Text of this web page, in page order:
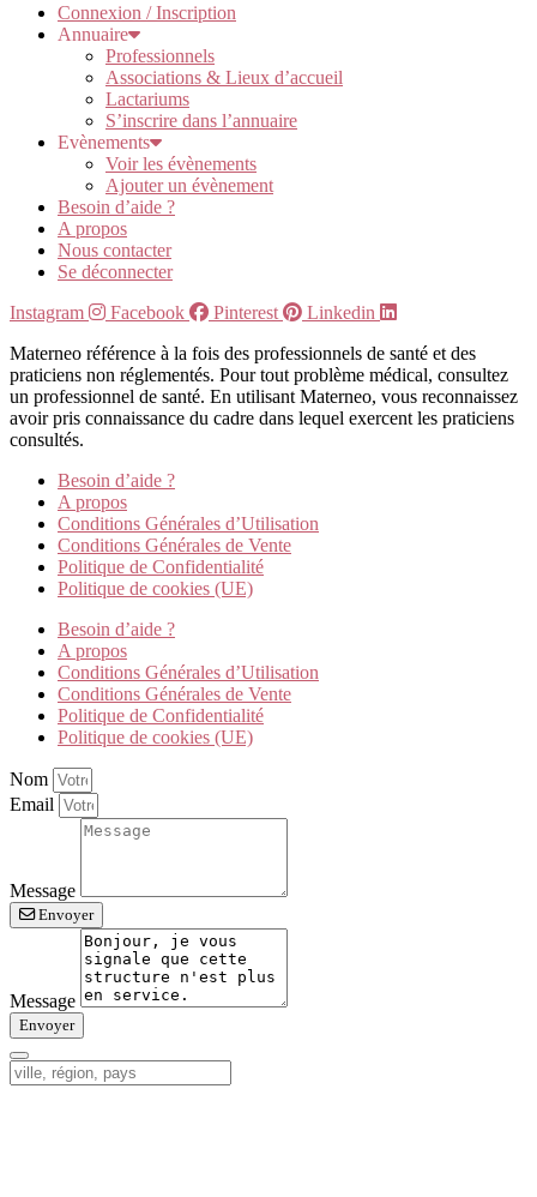
Connexion / Inscription
Annuaire
Professionnels
Associations & Lieux d’accueil
Lactariums
S’inscrire dans l’annuaire
Evènements
Voir les évènements
Ajouter un évènement
Besoin d’aide ?
A propos
Nous contacter
Se déconnecter
Instagram
Facebook Pinterest
Linkedin
Materneo référence à la fois des professionnels de santé et des
praticiens non réglementés. Pour tout problème médical, consultez
un professionnel de santé. En utilisant Materneo, vous reconnaissez
avoir pris connaissance du cadre dans lequel exercent les praticiens
consultés.
Besoin d’aide ?
A propos
Conditions Générales d’Utilisation
Conditions Générales de Vente
Politique de Confidentialité
Politique de cookies (UE)
Besoin d’aide ?
A propos
Conditions Générales d’Utilisation
Conditions Générales de Vente
Politique de Confidentialité
Politique de cookies (UE)
Nom
Email
Message
Envoyer
Message
Envoyer